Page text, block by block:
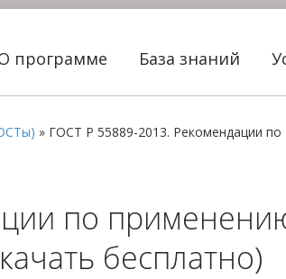
программе База знаний
» ГОСТ Р 55889-2013. Рекомендации по
по
бесплатно)